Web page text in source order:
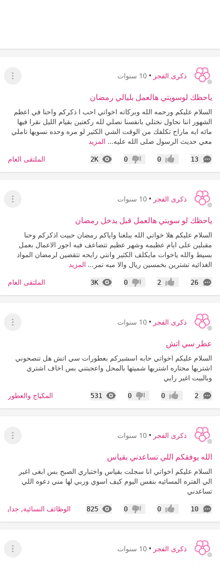
ذكرى الفجر • 10 سنوات
عرض
ياحظك لوسويتي هالعمل بليالي رمضان
السلام عليكم ورحمه الله وبركاته اخواتي احب ا ذكركم واحنا في اعظم
الشهور اننا نحاول نختلي بانفسنا نصلي لله ركعتين بقيام الليل نقرا فيها
مائه ايه ماراح تكلفك من الوقت الشي الكثير لو مره وحده نسويها تاملي
معي حديث الرسول صلى الله عليه... المزيد
13
التعليقات إعجاب0 عدم إعجاب
0
2K
المشاهدات الملتقى العام
ذكرى الفجر • 10 سنوات
عرض
ياحظك لو سويتي هالعمل قبل يدخل رمضان
السلام عليكم هلا خواتي الله يبلغنا واياكم رمضان حبيت اذكركم وحنا
مقبلين على ايام عظيمه وشهر عظيم تتضاعف فيه اجور الاعمال بعمل
بسيط والله ياخوات مايكلف الكثير وانتي رايحه تتقضين لرمضان المواد
الغذائيه تشترين بخمسين ريال والا ميه تمر... المزيد
26
التعليقات إعجاب2 عدم إعجاب
0
3K
المشاهدات الملتقى العام
ذكرى الفجر • 10 سنوات
عرض
عطر سي اتش
السلام عليكم اخواتي حابه اسشيركم بعطورات سي اتش هل تنصحوني
اشتريها محتاره اشتريها شميتها بالمحل واعجبتني بس اخاف اشتري
وبالبيت اغير رايي
2
التعليقات إعجاب0 عدم إعجاب
0
531
المشاهدات المكياج والعطور
ذكرى الفجر • 10 سنوات
عرض
الله يوفقكم اللي تساعدني بقياس
السلام عليكم اخواتي انا سجلت بقياس واختباري الصبح بس ابغى اغير
الي الفتره المسائيه بنفس اليوم كيف اسوي وربي لها مني دعوه اللي
تساعدني
10
التعليقات إعجاب0 عدم إعجاب
0
825
المشاهدات الوظائف النسائية,
ذكرى الفجر • 10 سنوات
عرض